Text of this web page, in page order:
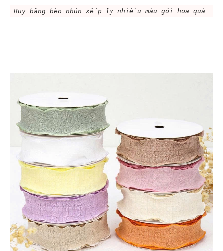
Ruy băng bèo nhún xếp ly nhiều màu gói hoa quà